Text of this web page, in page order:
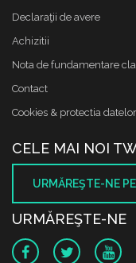
Declaraţii de avere
Achizitii
Nota de fundamentare
Contact
Cookies & protectia datelor
CELE MAI NOI
URMĂREŞTE-NE
URMĂREŞTE-NE